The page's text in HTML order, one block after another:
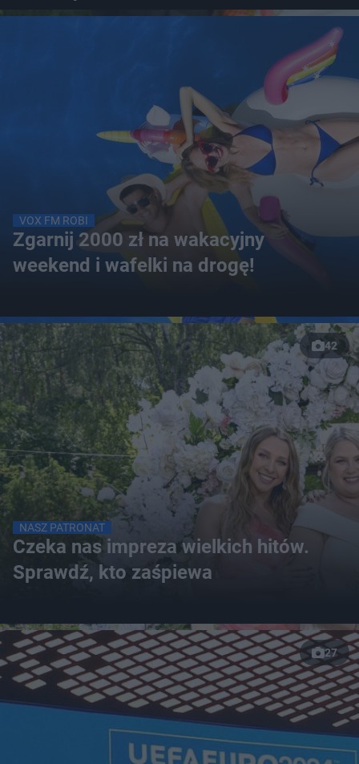
VOX FM ROBI
Zgarnij 2000 zł na wakacyjny
weekend i wafelki na drogę!
42
NASZ PATRONAT
Czeka nas impreza wielkich hitów.
Sprawdź, kto zaśpiewa
27